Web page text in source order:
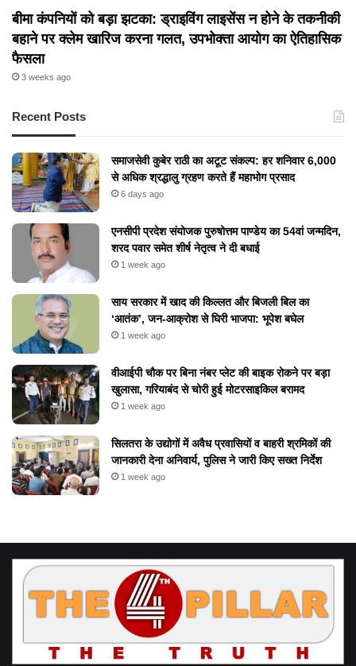
बीमा कंपनियों को बड़ा झटका: ड्राइविंग लाइसेंस न होने के तकनीकी
बहाने पर क्लेम खारिज करना गलत, उपभोक्ता आयोग का ऐतिहासिक
फैसला
3 weeks ago
Recent Posts
समाजसेवी कुबेर राठी का अटूट संकल्प: हर शनिवार 6,000
से अधिक श्रद्धालु ग्रहण करते हैं महाभोग प्रसाद
6 days ago
एनसीपी प्रदेश संयोजक पुरुषोत्तम पाण्डेय का 54वां जन्मदिन,
शरद पवार समेत शीर्ष नेतृत्व ने दी बधाई
1 week ago
​साय सरकार में खाद की किल्लत और बिजली बिल का
‘आतंक’, जन-आक्रोश से घिरी भाजपा: भूपेश बघेल
1 week ago
वीआईपी चौक पर बिना नंबर प्लेट की बाइक रोकने पर बड़ा
खुलासा, गरियाबंद से चोरी हुई मोटरसाइकिल बरामद
1 week ago
सिलतरा के उद्योगों में अवैध प्रवासियों व बाहरी श्रमिकों की
जानकारी देना अनिवार्य, पुलिस ने जारी किए सख्त निर्देश
1 week ago